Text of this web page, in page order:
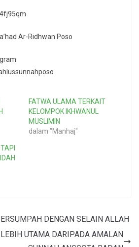
Ar-Ridhwan Poso
FATWA ULAMA TERKAIT
KELOMPOK IKHWANUL
MUSLIMIN
dalam "Manhaj"
DENGAN SELAIN ALLAH
UTAMA DARIPADA AMALAN